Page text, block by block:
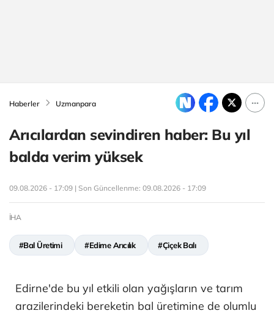
Haberler Uzmanpara
Arıcılardan sevindiren haber: Bu yıl
balda verim yüksek
09.08.2026 - 17:09 | Son Güncellenme: 09.08.2026 - 17:09
İHA
#Bal Üretimi #Edirne Arıcılık #Çiçek Balı
Edirne'de bu yıl etkili olan yağışların ve tarım
arazilerindeki bereketin bal üretimine de olumlu